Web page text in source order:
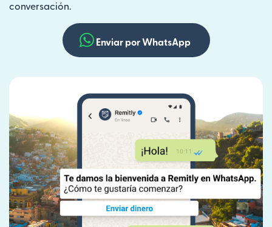
conversación.
Enviar por WhatsApp